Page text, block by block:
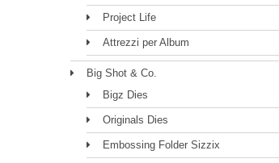
Project Life
Attrezzi per Album
Big Shot & Co.
Bigz Dies
Originals Dies
Embossing Folder Sizzix